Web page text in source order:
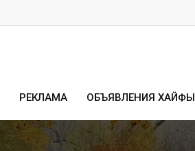
РЕКЛАМА ОБЪЯВЛЕНИЯ ХАЙФЫ